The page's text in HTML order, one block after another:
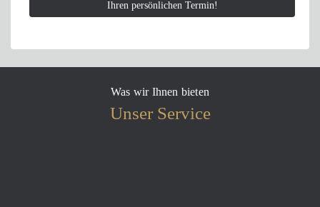
Ihren persönlichen Termin!
Was wir Ihnen bieten
Unser Service